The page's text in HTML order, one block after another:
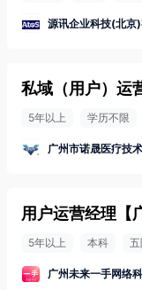
源讯企业科技(北京
私域（用户）运
5年以上 学历不限
广州市诺晟医疗技
用户运营经理 【
5年以上 本科
广州未来一手网络